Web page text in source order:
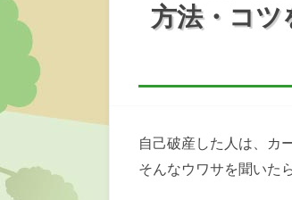
方法・コツ
自己破産した人は、カ
そんなウワサを聞いた